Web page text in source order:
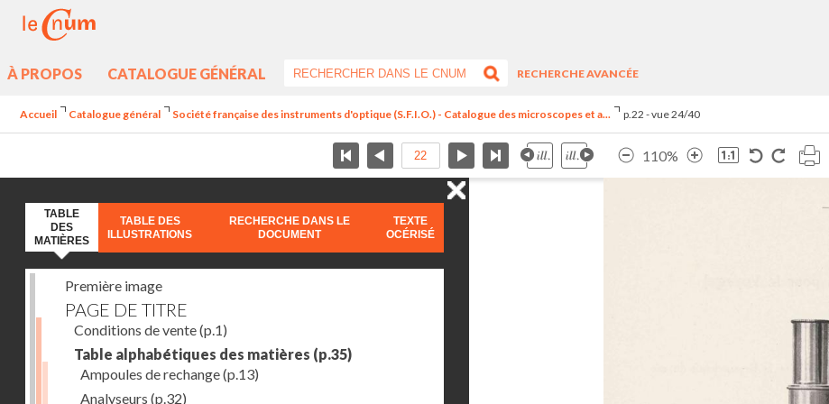
À PROPOS CATALOGUE GÉNÉRAL
RECHERCHE AVANCÉE
Accueil Catalogue général Société française des instruments d'optique (S.F.I.O.) - Catalogue des microscopes et a... p.22 - vue 24/40
110%
TABLE
DES
MATIÈRES
TABLE DES
ILLUSTRATIONS
RECHERCHE DANS LE
DOCUMENT
TEXTE
OCÉRISÉ
Première image
PAGE DE TITRE
Conditions de vente(p.1)
Table alphabétiques des matières (p.35)
Ampoules de rechange(p.13)
Analyseurs (p.32)